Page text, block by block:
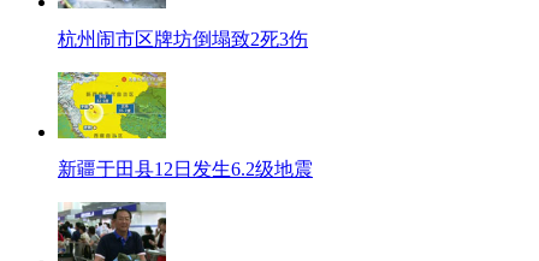
杭州闹市区牌坊倒塌致2死3伤
新疆于田县12日发生6.2级地震